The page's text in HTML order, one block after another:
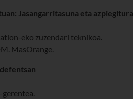
Jasangarritasuna eta
eko zuzendari teknikoa.
MasOrange.